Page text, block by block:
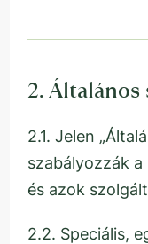
2. Általános
2.1. Jelen
szabályozzák
és azok
2.2. Speciális,